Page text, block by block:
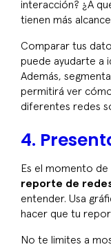
interacción? ¿A
tienen más
Comparar tus
puede ayudarte a
Además,
permitirá ver
diferentes redes
4.
Es el momento
reporte de
entender. Usa
hacer que tu
No te limites a